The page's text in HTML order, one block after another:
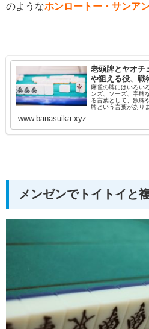
のようなホンロートー・サンア
老頭牌とヤオチ
や狙える役、戦
麻雀の牌にはいろい
ンズ、ソーズ、字牌
る言葉として、数牌
牌という言葉があり
www.banasuika.xyz
メンゼンでトイトイと